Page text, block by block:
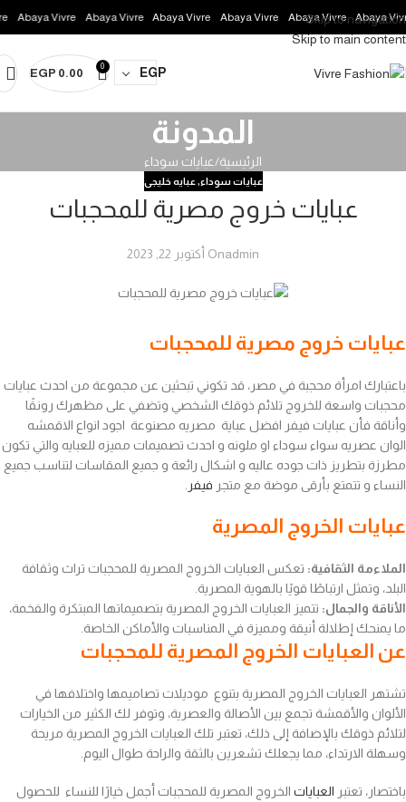
Skip to navigation
Skip to main content
Abaya Vivre Abaya Vivre Abaya Vivre Abaya Vivre Abaya Vivre Abaya Vivre
EGP
0
EGP 0.00
المدونة
الرئيسية عبايات سوداء
عبايات سوداء, عبايه خليجى
عبايات خروج مصرية للمحجبات
adminOn أكتوبر 22, 2023
عبايات خروج مصرية للمحجبات
باعتبارك امرأة محجبة في مصر، قد تكوني تبحثين عن مجموعة من احدث عبايات
محجبات واسعة للخروج تلائم ذوقك الشخصي وتضفي على مظهرك رونقًا
وأناقة فأن عبايات فيفر افضل عباية مصريه مصنوعة اجود انواع الاقمشه
الوان عصريه سواء سوداء او ملونه و احدث تصميمات مميزه للعبايه والتي تكون
مطرزة بتطريز ذات جوده عاليه و اشكال رائعة و جميع المقاسات لتناسب جميع
النساء و تتمتع بأرقى موضة مع متجر فيفر
عبايات الخروج المصرية
الملاءمة الثقافية: تعكس العبايات الخروج المصرية للمحجبات تراث وثقافة
البلد، وتمثل ارتباطًا قويًا بالهوية المصرية.
الأناقة والجمال: تتميز العبايات الخروج المصرية بتصميماتها المبتكرة والفخمة،
ما يمنحك إطلالة أنيقة ومميزة في المناسبات والأماكن الخاصة.
عن العبايات الخروج المصرية للمحجبات
تشتهر العبايات الخروج المصرية بتنوع موديلات تصاميمها واختلافها في
الألوان والأقمشة تجمع بين الأصالة والعصرية، وتوفر لك الكثير من الخيارات
لتلائم ذوقك بالإضافة إلى ذلك، تعتبر تلك العبايات الخروج المصرية مريحة
وسهلة الارتداء، مما يجعلك تشعرين بالثقة والراحة طوال اليوم.
باختصار، تعتبر العبايات الخروج المصرية للمحجبات أجمل خيارًا للنساء للحصول